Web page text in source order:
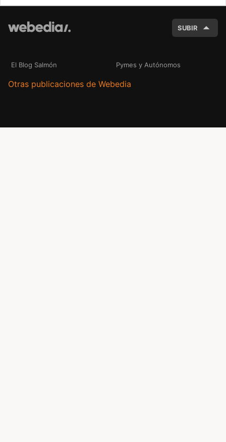
SUBIR
El Blog Salmón Pymes y Autónomos
Otras publicaciones de Webedia